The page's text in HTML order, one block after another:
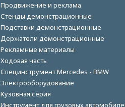
Продвижение и реклама
Стенды демонстрационные
Подставки демонстрационные
Держатели демонстрационные
Рекламные материалы
Ходовая часть
Специнструмент Mercedes - BMW
Электрооборудование
Кузовная серия
Инструмент для грузовых